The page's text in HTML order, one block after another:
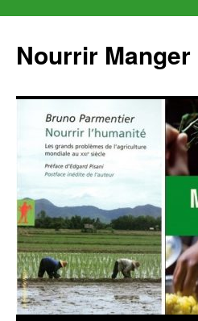
contenu
Nourrir Manger